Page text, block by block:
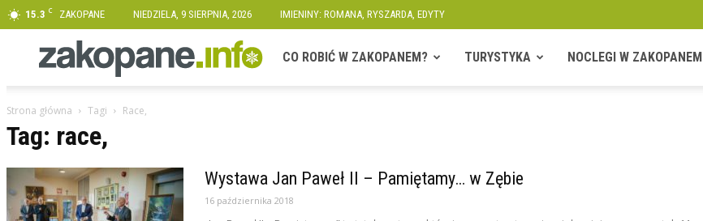
15.3 C ZAKOPANE NIEDZIELA, 9 SIERPNIA, 2026 IMIENINY: ROMANA, RYSZARDA, EDYTY
Zakopane.info
CO ROBIĆ W ZAKOPANEM? TURYSTYKA NOCLEGI W ZAKOPANEM
Strona główna Tagi Race,
Tag: race,
Wystawa Jan Paweł II – Pamiętamy… w Zębie
16 października 2018